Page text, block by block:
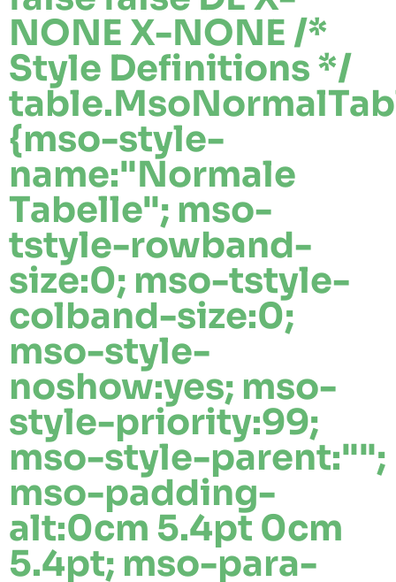
NONE X-NONE /*
Style Definitions */
{mso-style-
name:"Normale
Tabelle"; mso-
tstyle-rowband-
size:0; mso-tstyle-
colband-size:0;
mso-style-
noshow:yes; mso-
style-priority:99;
mso-style-parent:"";
mso-padding-
alt:0cm 5.4pt 0cm
5.4pt; mso-para-